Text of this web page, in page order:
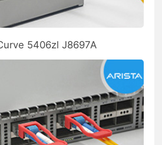
5406zl J8697A